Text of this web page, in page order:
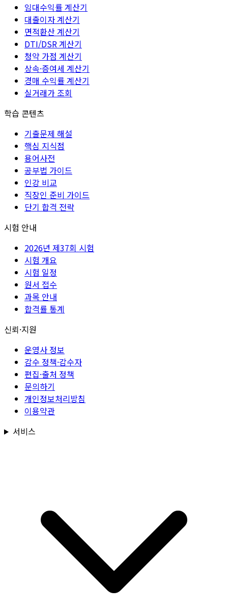
임대수익률 계산기
대출이자 계산기
면적환산 계산기
DTI/DSR 계산기
청약 가점 계산기
상속·증여세 계산기
경매 수익률 계산기
실거래가 조회
학습 콘텐츠
기출문제 해설
핵심 지식점
용어사전
공부법 가이드
인강 비교
직장인 준비 가이드
단기 합격 전략
시험 안내
2026년 제37회 시험
시험 개요
시험 일정
원서 접수
과목 안내
합격률 통계
신뢰·지원
운영사 정보
감수 정책·감수자
편집·출처 정책
문의하기
개인정보처리방침
이용약관
서비스